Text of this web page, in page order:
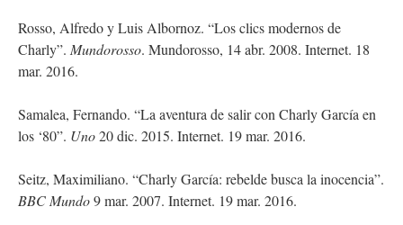
Rosso, Alfredo y Luis Albornoz. “Los clics modernos de
Charly”. Mundorosso. Mundorosso, 14 abr. 2008. Internet. 18
mar. 2016.
Samalea, Fernando. “La aventura de salir con Charly García en
los ‘80”. Uno20 dic. 2015. Internet. 19 mar. 2016.
Seitz, Maximiliano. “Charly García: rebelde busca la inocencia”.
BBC Mundo9 mar. 2007. Internet. 19 mar. 2016.